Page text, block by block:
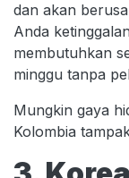
dan akan
Anda
membutuhkan
minggu tanpa
Mungkin gaya
Kolombia